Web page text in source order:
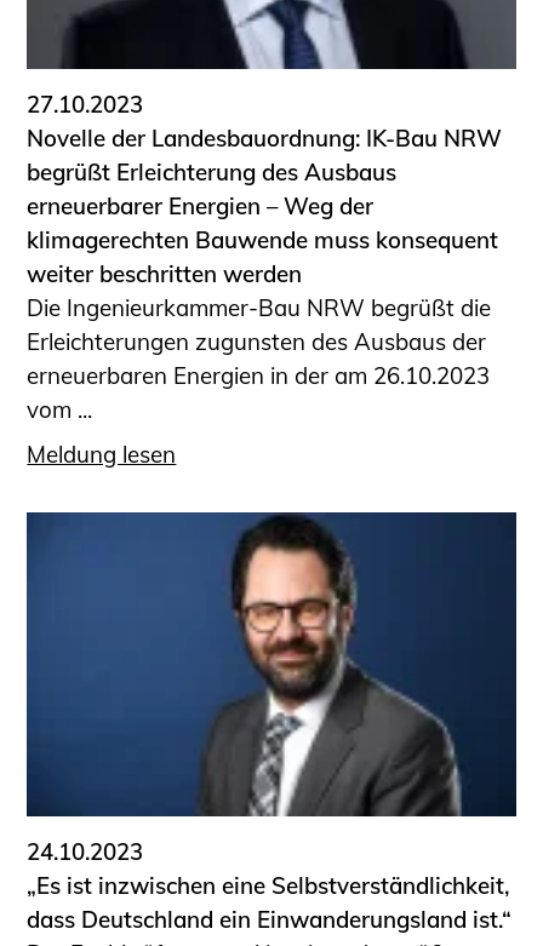
27.10.2023
Novelle der Landesbauordnung: IK-Bau NRW
begrüßt Erleichterung des Ausbaus
erneuerbarer Energien – Weg der
klimagerechten Bauwende muss konsequent
weiter beschritten werden
Die Ingenieurkammer-Bau NRW begrüßt die
Erleichterungen zugunsten des Ausbaus der
erneuerbaren Energien in der am 26.10.2023
vom ...
Meldung lesen
24.10.2023
„Es ist inzwischen eine Selbstverständlichkeit,
dass Deutschland ein Einwanderungsland ist.“